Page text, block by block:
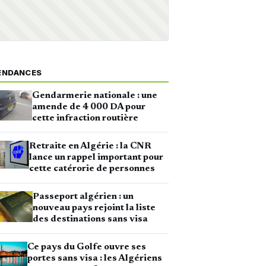
Gendarmerie nationale : une
amende de 4 000 DA pour
cette infraction routière
Retraite en Algérie : la CNR
lance un rappel important pour
cette catérorie de personnes
Passeport algérien : un
nouveau pays rejoint la liste
des destinations sans visa
Ce pays du Golfe ouvre ses
portes sans visa : les Algériens